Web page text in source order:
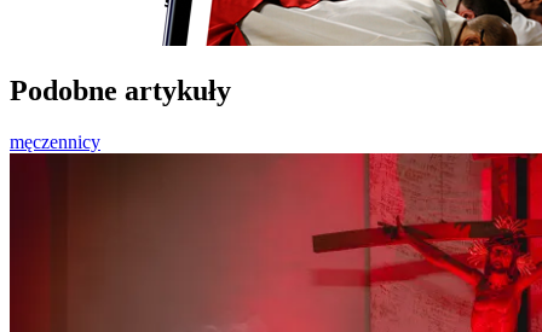
Podobne artykuły
męczennicy